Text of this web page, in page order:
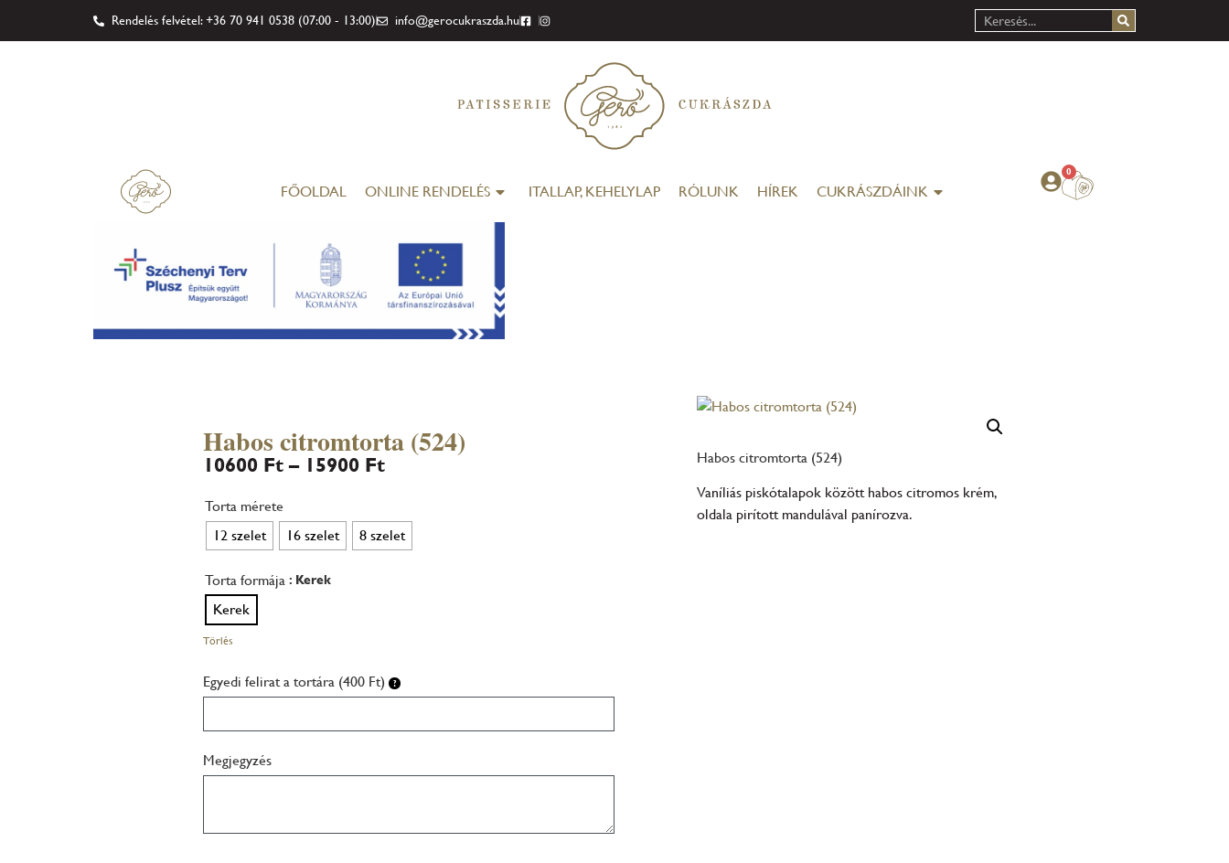
Rendelés felvétel: +36 70 941 0538 (07:00 - 13:00) info@gerocukraszda.hu
FŐOLDAL ONLINE RENDELÉS ITALLAP, KEHELYLAP RÓLUNK HÍREK CUKRÁSZDÁINK
0
Habos citromtorta (524)
10600 Ft – 15900 Ft
Torta mérete
12 szelet
16 szelet 8 szelet
Torta formája : Kerek
Kerek
Törlés
Egyedi felirat a tortára (400 Ft)
Megjegyzés
Habos citromtorta (524)
Vaníliás piskótalapok között habos citromos krém,
oldala pirított mandulával panírozva.